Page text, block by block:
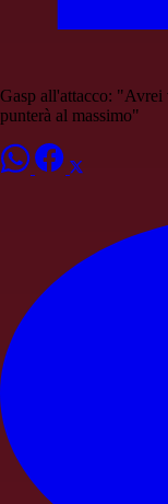
Gasp all'attacco: "Avrei
punterà al massimo"